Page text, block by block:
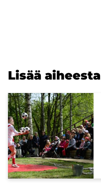
Lisää ai­hees­ta